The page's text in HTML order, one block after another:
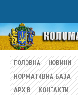
ГОЛОВНА НОВИНИ
НОРМАТИВНА БАЗА
АРХІВ
КОНТАКТИ